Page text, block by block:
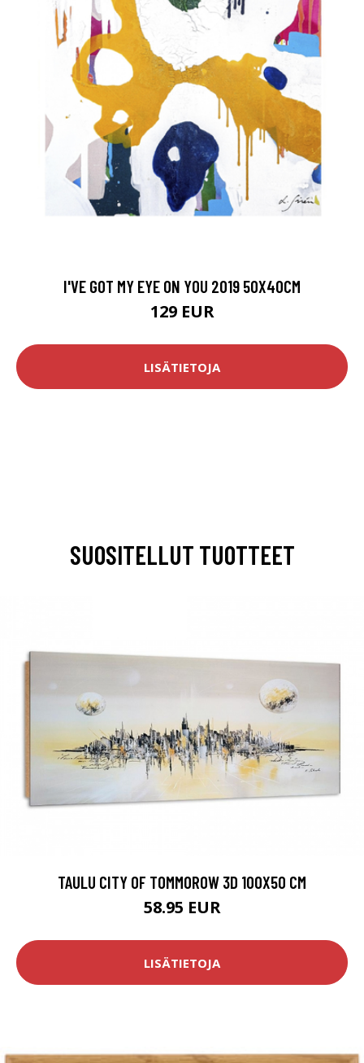
I'VE GOT MY EYE ON YOU 2019 50X40CM
129 EUR
LISÄTIETOJA
SUOSITELLUT TUOTTEET
TAULU CITY OF TOMMOROW 3D 100X50 CM
58.95 EUR
LISÄTIETOJA